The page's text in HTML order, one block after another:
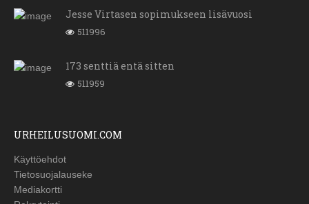
Jesse Virtasen sopimukseen lisävuosi
511996
173 senttiä entä sitten
511959
URHEILUSUOMI.COM
Käyttöehdot
Tietosuojalauseke
Mediakortti